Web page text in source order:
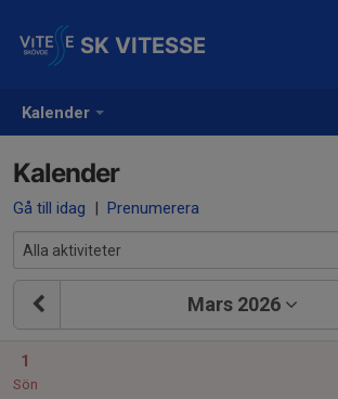
Kalender
SK VITESSE
Kalender
Gå till idag | Prenumerera
Mars 2026
1
Sön